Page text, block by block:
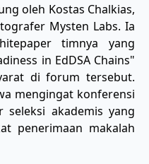
oleh Kostas Chalkias,
Mysten Labs. Ia
timnya yang
in EdDSA Chains"
di forum tersebut.
mengingat konferensi
akademis yang
penerimaan makalah